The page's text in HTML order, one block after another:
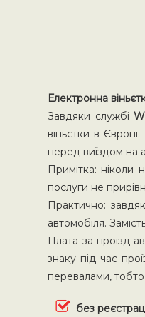
Електронна
Завдяки службі
віньєтки в
перед виїздом на
Примітка: ніколи
послуги не
Практично:
автомобіля.
Плата за проїзд
знаку під час
перевалами,
без